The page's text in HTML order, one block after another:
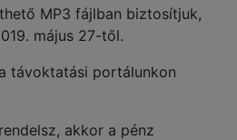
MP3 fájlban biztosítjuk,
május 27-től.
a távoktatási portálunkon
akkor a pénz